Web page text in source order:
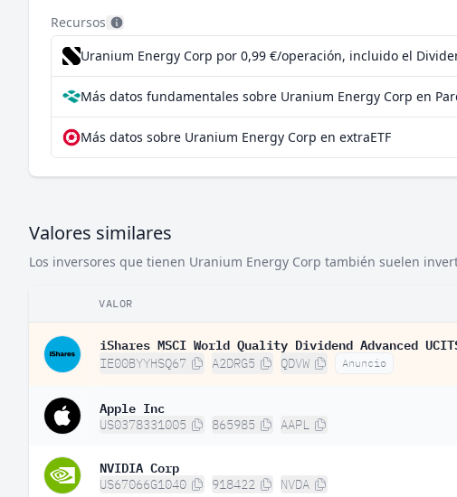
Recursos
Uranium Energy Corp por 0,99 €/operación, incluido el
Más datos fundamentales sobre Uranium Energy Corp en
Más datos sobre Uranium Energy Corp en extraETF
Valores similares
Los inversores que tienen Uranium Energy Corp también suelen
VALOR
iShares MSCI World Quality Dividend Advanced
IE00BYYHSQ67 A2DRG5 QDVW Anuncio
Apple Inc
US0378331005 865985 AAPL
NVIDIA Corp
US67066G1040 918422 NVDA